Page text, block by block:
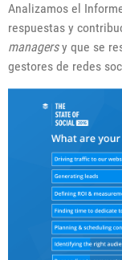
Analizamos el
respuestas y
managersy que se
gestores de redes